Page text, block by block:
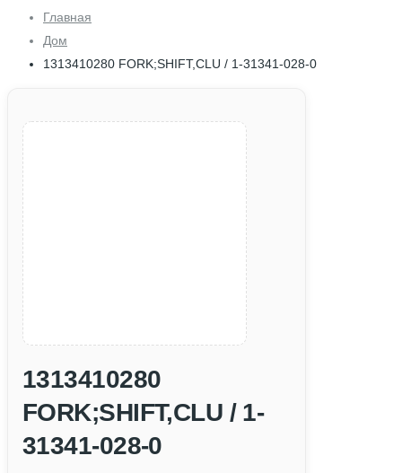
Главная
Дом
1313410280 FORK;SHIFT,CLU / 1-31341-028-0
1313410280
FORK;SHIFT,CLU / 1-
31341-028-0